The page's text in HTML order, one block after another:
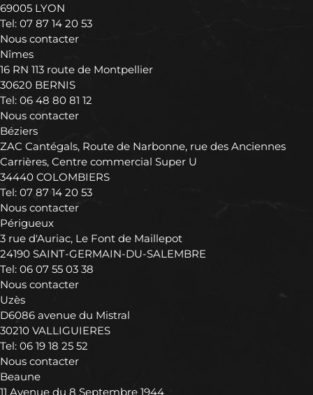
69005 LYON
Tel: 07 87 14 20 53
Nous contacter
Nîmes
16 RN 113 route de Montpellier
30620 BERNIS
Tel: 06 48 80 81 12
Nous contacter
Béziers
ZAC Cantégals, Route de Narbonne, rue des Anciennes
Carrières, Centre commercial Super U
34440 COLOMBIERS
Tel: 07 87 14 20 53
Nous contacter
Périgueux
3 rue d'Auriac, Le Font de Maillepot
24190 SAINT-GERMAIN-DU-SALEMBRE
Tel: 06 07 55 03 38
Nous contacter
Uzès
D6086 avenue du Mistral
30210 VALLIGUIERES
Tel: 06 19 18 25 52
Nous contacter
Beaune
11 Avenue du 8 Septembre 1944